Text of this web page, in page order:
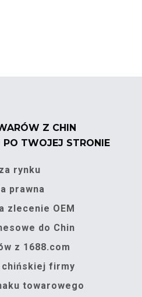
Z CHIN
PO TWOJEJ STRONIE
rynku
prawna
zlecenie OEM
do Chin
z 1688.com
firmy
towarowego